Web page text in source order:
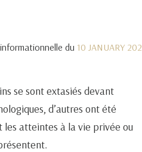
du 10 JANUARY
se sont extasiés devant
d’autres ont été
les atteintes à la vie privée ou